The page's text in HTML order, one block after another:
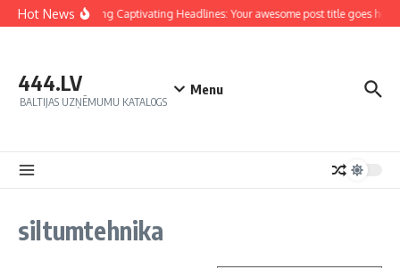
Hot NewsCrafting Captivating Headlines: Your awesome post title goes here
444.LV
BALTIJAS UZŅĒMUMU KATALOGS
Menu
siltumtehnika